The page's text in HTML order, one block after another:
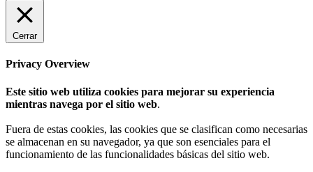
Cerrar
Privacy Overview
Este sitio web utiliza cookies para mejorar su experiencia
mientras navega por el sitio web.
Fuera de estas cookies, las cookies que se clasifican como necesarias
se almacenan en su navegador, ya que son esenciales para el
funcionamiento de las funcionalidades básicas del sitio web.